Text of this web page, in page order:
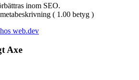
inom SEO.
( 1.00 betyg )
web.dev
Axe